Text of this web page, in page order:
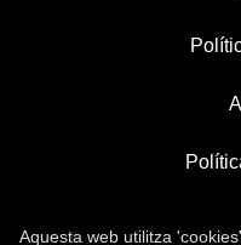
Aquesta web utilitza